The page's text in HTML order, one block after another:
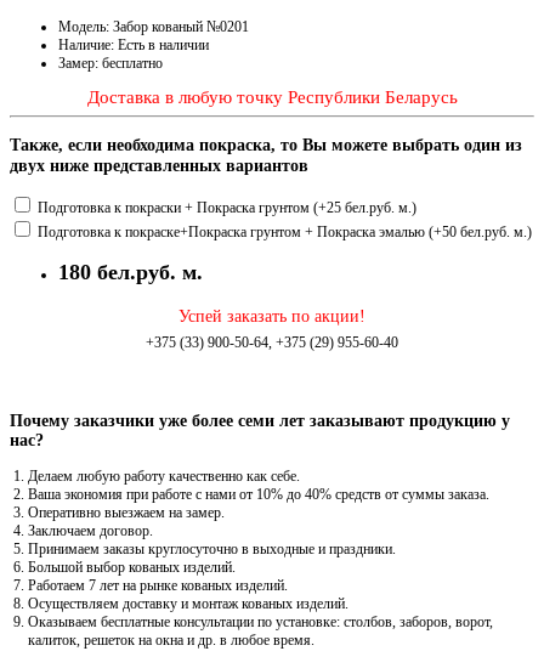
Модель: Забор кованый №0201
Наличие: Есть в наличии
Замер: бесплатно
Доставка в любую точку Республики Беларусь
Также, если необходима покраска, то Вы можете выбрать один из
двух ниже представленных вариантов
Подготовка к покраски + Покраска грунтом (+25 бел.руб. м.)
Подготовка к покраске+Покраска грунтом + Покраска эмалью (+50 бел.руб. м.)
180 бел.руб. м.
Успей заказать по акции!
+375 (33) 900-50-64, +375 (29) 955-60-40
Почему заказчики уже более семи лет заказывают продукцию у
нас?
Делаем любую работу качественно как себе.
Ваша экономия при работе с нами от 10% до 40% средств от суммы заказа.
Оперативно выезжаем на замер.
Заключаем договор.
Принимаем заказы круглосуточно в выходные и праздники.
Большой выбор кованых изделий.
Работаем 7 лет на рынке кованых изделий.
Осуществляем доставку и монтаж кованых изделий.
Оказываем бесплатные консультации по установке: столбов, заборов, ворот,
калиток, решеток на окна и др. в любое время.